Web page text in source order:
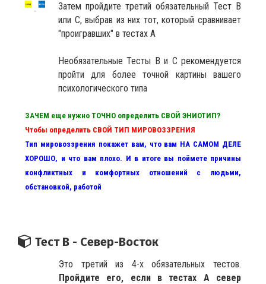
Затем пройдите третий обязательный Тест В
или С, выбрав из них тот, который сравнивает
"проигравших" в тестах А
Необязательные Тесты В и С рекомендуется
пройти для более точной картины вашего
психологического типа
ЗАЧЕМ еще нужно ТОЧНО определить СВОЙ ЭНИОТИП?
Чтобы определить СВОЙ ТИП МИРОВОЗЗРЕНИЯ
Тип мировоззрения покажет вам, что вам НА САМОМ ДЕЛЕ
ХОРОШО, и что вам плохо. И в итоге вы поймете причины
конфликтных и комфортных отношений с людьми,
обстановкой, работой
Тест В - Север-Восток
Это третий из 4-х обязательных тестов.
Пройдите его, если в тестах А север